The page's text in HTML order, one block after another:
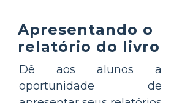
Apresentando o
relatório do livro
Dê aos alunos a
oportunidade de